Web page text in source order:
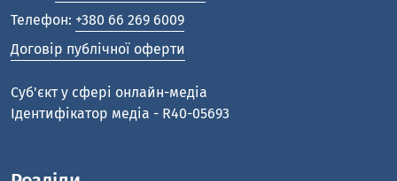
Телефон: +380 66 269 6009
Договір публічної оферти
Cуб'єкт у сфері онлайн-медіа
Ідентифікатор медіа - R40-05693